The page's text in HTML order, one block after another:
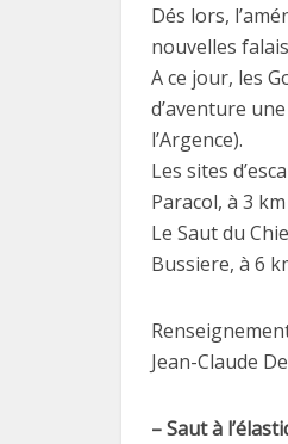
Dés lors,
nouvelles
A ce jour, les
d’aventure
l’Argence).
Les sites
Paracol, à 3
Le Saut du
Bussiere, à 6
Jean-Claude
– Saut à